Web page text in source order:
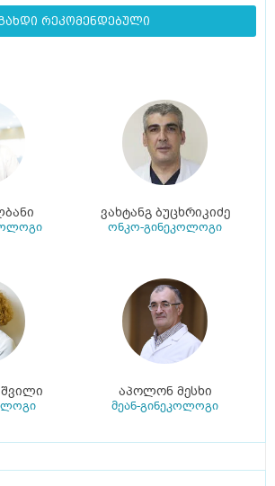
რეკომენდებული
ვახტანგ ბუცხრიკიძე
ონკო-გინეკოლოგი
აპოლონ მესხი
მეან-გინეკოლოგი